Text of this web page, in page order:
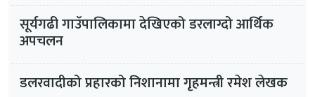
सूर्यगढी गाउँपालिकामा देखिएको डरलाग्दो आर्थिक
अपचलन
डलरवादीको प्रहारको निशानामा गृहमन्त्री रमेश लेखक